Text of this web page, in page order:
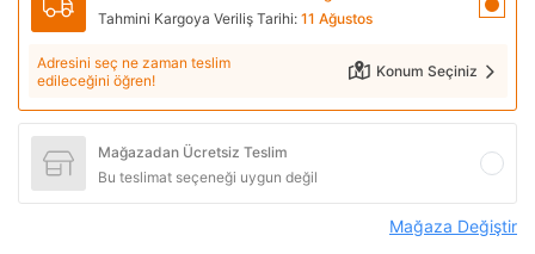
Tahmini Kargoya Veriliş Tarihi: 11 Ağustos
Adresini seç ne zaman teslim
edileceğini öğren!
Konum Seçiniz
Mağazadan Ücretsiz Teslim
Bu teslimat seçeneği uygun değil
Mağaza Değiştir